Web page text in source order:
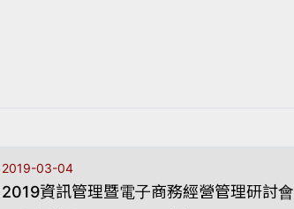
2019-03-04
2019資訊管理暨電子商務經營管理研討會